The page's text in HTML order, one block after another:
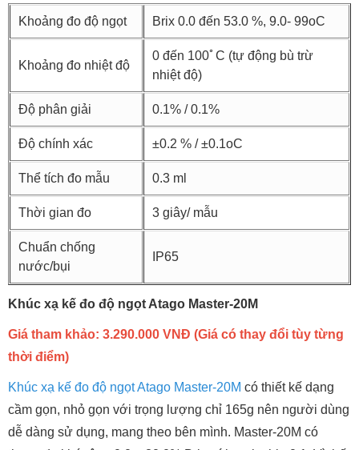
Khoảng đo độ ngọt Brix 0.0 đến 53.0 %, 9.0- 99oC
Khoảng đo nhiệt độ
0 đến 100ﾟC (tự động bù trừ
nhiệt độ)
Độ phân giải 0.1% / 0.1%
Độ chính xác ±0.2 % / ±0.1oC
Thể tích đo mẫu 0.3 ml
Thời gian đo 3 giây/ mẫu
Chuẩn chống
nước/bụi
IP65
Khúc xạ kế đo độ ngọt Atago Master-20M
Giá tham khảo: 3.290.000 VNĐ (Giá có thay đổi tùy từng
thời điểm)
Khúc xạ kế đo độ ngọt Atago Master-20M có thiết kế dạng
cầm gọn, nhỏ gọn với trọng lượng chỉ 165g nên người dùng
dễ dàng sử dụng, mang theo bên mình. Master-20M có